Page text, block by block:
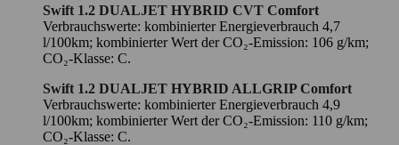
Swift 1.2 DUALJET HYBRID CVT Comfort
Verbrauchswerte: kombinierter Energieverbrauch 4,7
l/100km; kombinierter Wert der CO₂-Emission: 106 g/km;
CO₂-Klasse: C.
Swift 1.2 DUALJET HYBRID ALLGRIP Comfort
Verbrauchswerte: kombinierter Energieverbrauch 4,9
l/100km; kombinierter Wert der CO₂-Emission: 110 g/km;
CO₂-Klasse: C.